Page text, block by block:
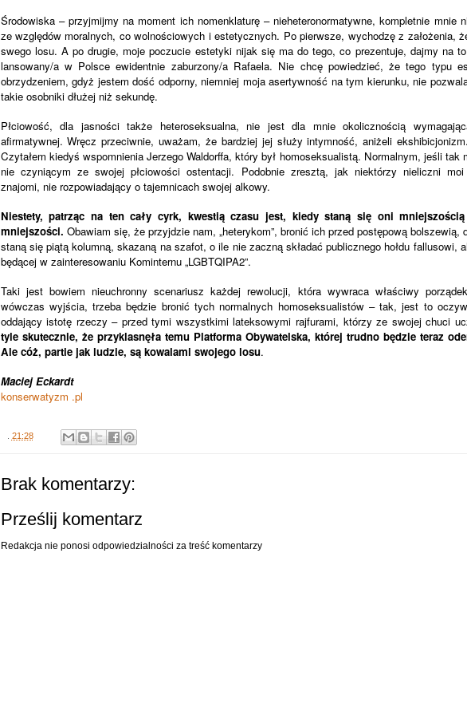
Środowiska – przyjmijmy na moment ich nomenklaturę – nieheteronormatywne, kompletnie mnie
ze względów moralnych, co wolnościowych i estetycznych. Po pierwsze, wychodzę z założenia,
swego losu. A po drugie, moje poczucie estetyki nijak się ma do tego, co prezentuje, dajmy na
lansowany/a w Polsce ewidentnie zaburzony/a Rafaela. Nie chcę powiedzieć, że tego typu
obrzydzeniem, gdyż jestem dość odporny, niemniej moja asertywność na tym kierunku, nie
takie osobniki dłużej niż sekundę.
Płciowość, dla jasności także heteroseksualna, nie jest dla mnie okolicznością
afirmatywnej. Wręcz przeciwnie, uważam, że bardziej jej służy intymność, aniżeli
Czytałem kiedyś wspomnienia Jerzego Waldorffa, który był homoseksualistą. Normalnym, jeśli tak
nie czyniącym ze swojej płciowości ostentacji. Podobnie zresztą, jak niektórzy nieliczni moi
znajomi, nie rozpowiadający o tajemnicach swojej alkowy.
Niestety, patrząc na ten cały cyrk, kwestią czasu jest, kiedy staną się oni
mniejszości. Obawiam się, że przyjdzie nam, „heterykom”, bronić ich przed postępową bolszewią,
staną się piątą kolumną, skazaną na szafot, o ile nie zaczną składać publicznego hołdu fallusowi,
będącej w zainteresowaniu Kominternu „LGBTQIPA2”.
Taki jest bowiem nieuchronny scenariusz każdej rewolucji, która wywraca właściwy
wówczas wyjścia, trzeba będzie bronić tych normalnych homoseksualistów – tak, jest to
oddający istotę rzeczy – przed tymi wszystkimi lateksowymi rajfurami, którzy ze swojej chuci
tyle skutecznie, że przyklasnęła temu Platforma Obywatelska, której trudno będzie teraz
Ale cóż, partie jak ludzie, są kowalami swojego losu.
Maciej Eckardt
konserwatyzm .pl
. 21:28
Brak komentarzy:
Prześlij komentarz
Redakcja nie ponosi odpowiedzialności za treść komentarzy